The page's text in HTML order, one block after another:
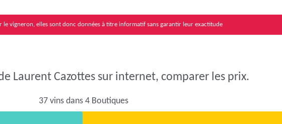
le vigneron, elles sont donc données à titre informatif sans garantir leur exactitude
Laurent Cazottes sur internet, comparer les prix.
37 vins dans 4 Boutiques